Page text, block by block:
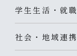
学生生活・就職
社会・地域連携